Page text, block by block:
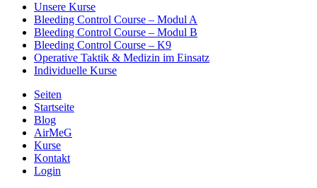
Unsere Kurse
Bleeding Control Course – Modul A
Bleeding Control Course – Modul B
Bleeding Control Course – K9
Operative Taktik & Medizin im Einsatz
Individuelle Kurse
Seiten
Startseite
Blog
AirMeG
Kurse
Kontakt
Login